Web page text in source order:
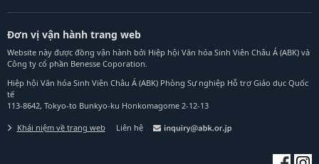
Đơn vị vận hành trang web
Website này được đồng vận hành bởi Hiệp hội Văn hóa Sinh Viên Châu Á (ABK) và
Công ty cổ phần Benesse Coporation.
Hiệp hội Văn hóa Sinh Viên Châu Á (ABK) Phòng Sự nghiệp Hỗ trợ Giáo dục Quốc
tế
113-8642, Tokyo-to Bunkyo-ku Honkomagome 2-12-13
Khái niệm về trang web Liên hệ